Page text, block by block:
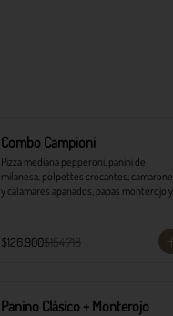
Combo Campioni
Pizza mediana pepperoni, panini de
milanesa, polpettes crocantes,
y calamares apanados, papas monterojo y
$126.900$154.718
Panino Clásico + Monterojo